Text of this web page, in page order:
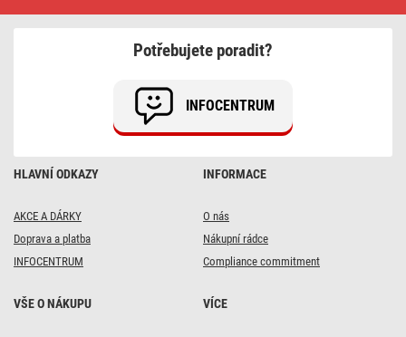
HLAVNÍ ODKAZY
AKCE A DÁRKY
Doprava a platba
INFOCENTRUM
INFORMACE
O nás
Nákupní rádce
Compliance commitment
VŠE O NÁKUPU VÍCE
Potřebujete poradit?
INFOCENTRUM